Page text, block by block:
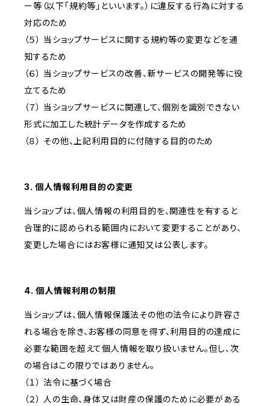
ー等（以下「規約等」といいます。）に違反する行為に対する
対応のため
（５） 当ショップサービスに関する規約等の変更などを通
知するため
（６） 当ショップサービスの改善、新サービスの開発等に役
立てるため
（７） 当ショップサービスに関連して、個別を識別できない
形式に加工した統計データを作成するため
（８） その他、上記利用目的に付随する目的のため
3. 個人情報利用目的の変更
当ショップは、個人情報の利用目的を、関連性を有すると
合理的に認められる範囲内において変更することがあり、
変更した場合にはお客様に通知又は公表します。
4. 個人情報利用の制限
当ショップは、個人情報保護法その他の法令により許容さ
れる場合を除き、お客様の同意を得ず、利用目的の達成に
必要な範囲を超えて個人情報を取り扱いません。但し、次
の場合はこの限りではありません。
（１） 法令に基づく場合
（２） 人の生命、身体又は財産の保護のために必要がある